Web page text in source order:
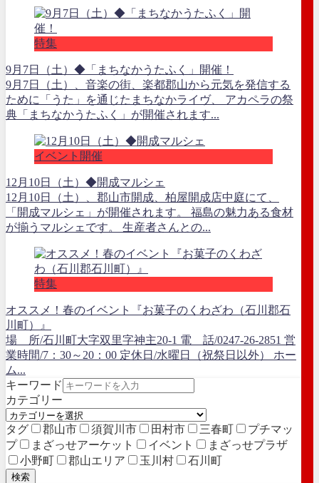
特集
9月7日（土）◆「まちなかうたふく」開催！
9月7日（土）、音楽の街、楽都郡山から元気を発信する
ために「うた」を通じたまちなかライヴ、 アカペラの祭
典「まちなかうたふく」が開催されます...
イベント開催
12月10日（土）◆開成マルシェ
12月10日（土）、郡山市開成、柏屋開成店中庭にて、
「開成マルシェ」が開催されます。 福島の魅力ある食材
が揃うマルシェです。 生産者さんとの...
特集
オススメ！春のイベント『お菓子のくわざわ（石川郡石
川町）』
場 所/石川町大字双里字神主20-1 電 話/0247-26-2851 営
業時間/7：30～20：00 定休日/水曜日（祝祭日以外） ホー
ム...
キーワード
カテゴリー
タグ 郡山市 須賀川市 田村市 三春町
プチマッ
プ
まざっせアーケット イベント
まざっせプラザ
小野町
郡山エリア 玉川村 石川町
検索